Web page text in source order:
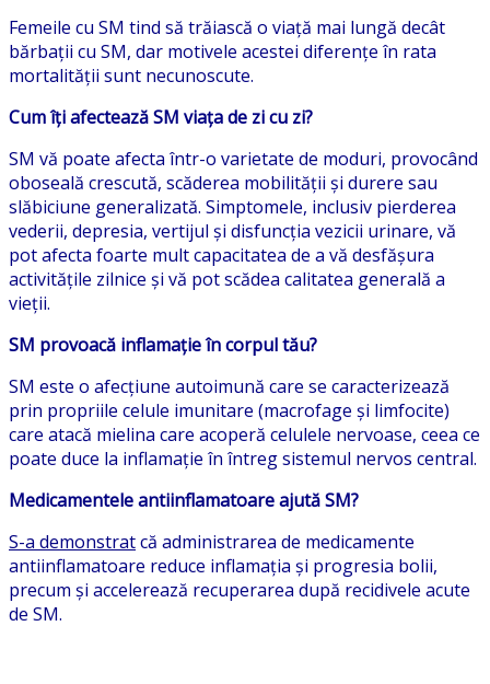
Femeile cu SM tind să trăiască o viață mai lungă decât
bărbații cu SM, dar motivele acestei diferențe în rata
mortalității sunt necunoscute.
Cum îți afectează SM viața de zi cu zi?
SM vă poate afecta într-o varietate de moduri, provocând
oboseală crescută, scăderea mobilității și durere sau
slăbiciune generalizată. Simptomele, inclusiv pierderea
vederii, depresia, vertijul și disfuncția vezicii urinare, vă
pot afecta foarte mult capacitatea de a vă desfășura
activitățile zilnice și vă pot scădea calitatea generală a
vieții.
SM provoacă inflamație în corpul tău?
SM este o afecțiune autoimună care se caracterizează
prin propriile celule imunitare (macrofage și limfocite)
care atacă mielina care acoperă celulele nervoase, ceea ce
poate duce la inflamație în întreg sistemul nervos central.
Medicamentele antiinflamatoare ajută SM?
S-a demonstratcă administrarea de medicamente
antiinflamatoare reduce inflamația și progresia bolii,
precum și accelerează recuperarea după recidivele acute
de SM.